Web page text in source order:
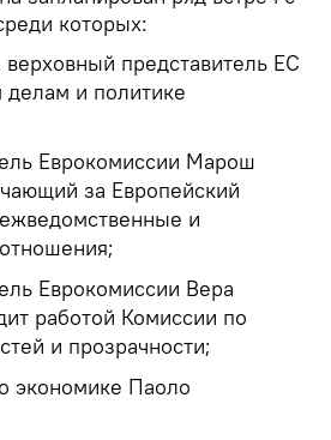
которых:
представитель ЕС
и политике
Еврокомиссии Марош
за Европейский
и
Еврокомиссии Вера
работой Комиссии по
и прозрачности;
экономике Паоло